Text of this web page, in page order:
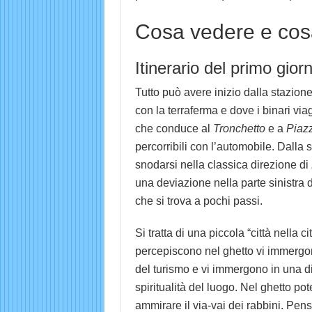
Cosa vedere e
Itinerario del primo
Tutto può avere inizio dalla
con la terraferma e dove i binari
che conduce al Tronchettoe a
percorribili con l’automobile. Dalla
snodarsi nella classica direzione di
una deviazione nella parte sinistra
che si trova a pochi passi.
Si tratta di una piccola “città nella
percepiscono nel ghetto vi
del turismo e vi immergono in una
spiritualità del luogo. Nel ghetto
ammirare il via-vai dei rabbini.